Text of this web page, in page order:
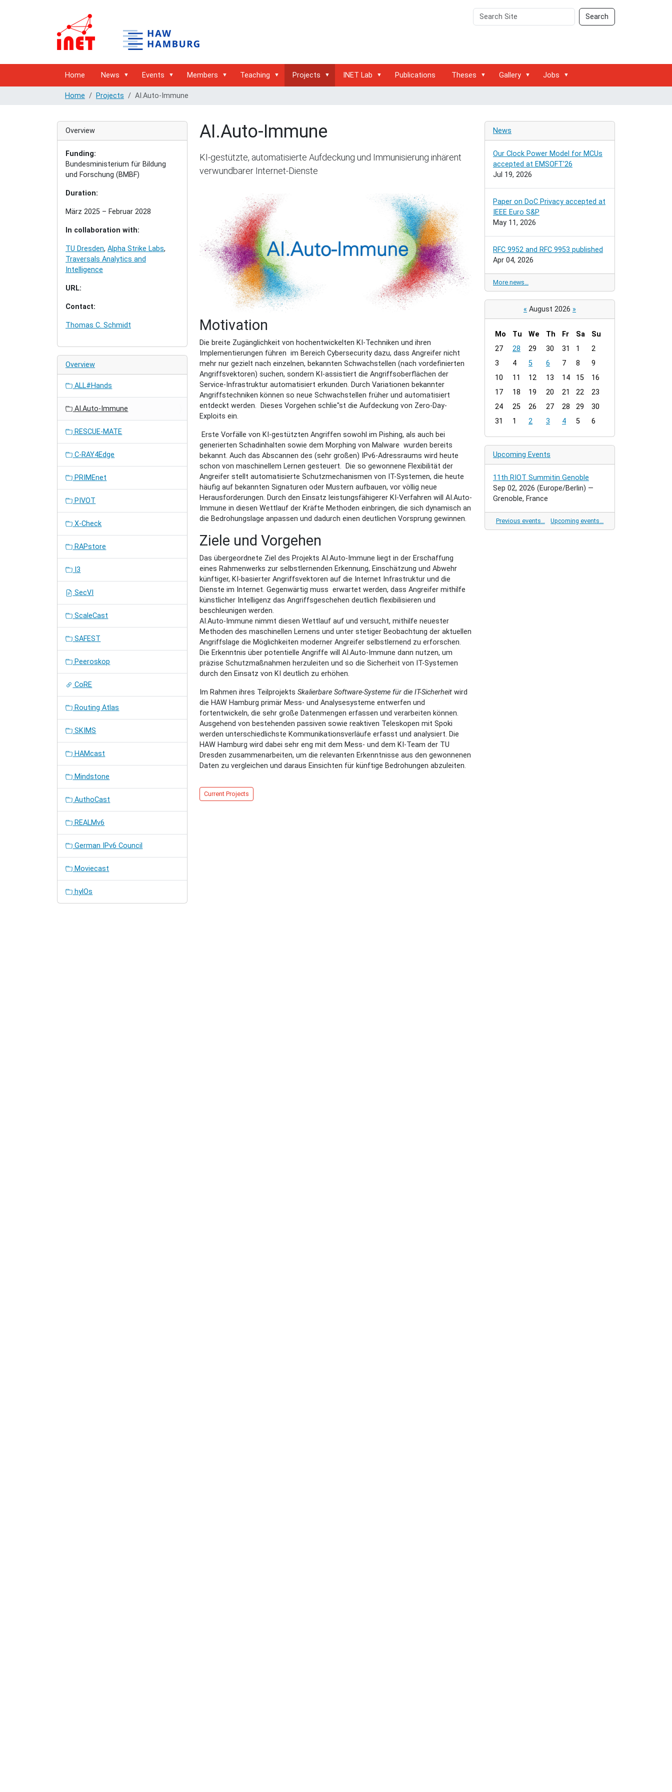
Search
Site
Search
Advanced
Search…
Home News Events Members Teaching Projects INET Lab Publications Theses Gallery Jobs
Home Projects AI.Auto-Immune
AI.Auto-Immune
KI-gestützte, automatisierte Aufdeckung und Immunisierung inhärent
verwundbarer Internet-Dienste
Motivation
Die breite Zugänglichkeit von hochentwickelten KI-Techniken und ihren
Implementierungen führen im Bereich Cybersecurity dazu, dass Angreifer nicht
mehr nur gezielt nach einzelnen, bekannten Schwachstellen (nach vordefinierten
Angriffsvektoren) suchen, sondern KI-assistiert die Angriffsoberflächen der
Service-Infrastruktur automatisiert erkunden. Durch Variationen bekannter
Angriffstechniken können so neue Schwachstellen früher und automatisiert
entdeckt werden. Dieses Vorgehen schlie"st die Aufdeckung von Zero-Day-
Exploits ein.
Erste Vorfälle von KI-gestützten Angriffen sowohl im Pishing, als auch bei
generierten Schadinhalten sowie dem Morphing von Malware wurden bereits
bekannt. Auch das Abscannen des (sehr großen) IPv6-Adressraums wird heute
schon von maschinellem Lernen gesteuert. Die so gewonnene Flexibilität der
Angreifer stellt automatisierte Schutzmechanismen von IT-Systemen, die heute
häufig auf bekannten Signaturen oder Mustern aufbauen, vor völlig neue
Herausforderungen. Durch den Einsatz leistungsfähigerer KI-Verfahren will AI.Auto-
Immune in diesen Wettlauf der Kräfte Methoden einbringen, die sich dynamisch an
die Bedrohungslage anpassen und dadurch einen deutlichen Vorsprung gewinnen.
Ziele und Vorgehen
Das übergeordnete Ziel des Projekts AI.Auto-Immune liegt in der Erschaffung
eines Rahmenwerks zur selbstlernenden Erkennung, Einschätzung und Abwehr
künftiger, KI-basierter Angriffsvektoren auf die Internet Infrastruktur und die
Dienste im Internet. Gegenwärtig muss erwartet werden, dass Angreifer mithilfe
künstlicher Intelligenz das Angriffsgeschehen deutlich flexibilisieren und
beschleunigen werden.
AI.Auto-Immune nimmt diesen Wettlauf auf und versucht, mithilfe neuester
Methoden des maschinellen Lernens und unter stetiger Beobachtung der aktuellen
Angriffslage die Möglichkeiten moderner Angreifer selbstlernend zu erforschen.
Die Erkenntnis über potentielle Angriffe will AI.Auto-Immune dann nutzen, um
präzise Schutzmaßnahmen herzuleiten und so die Sicherheit von IT-Systemen
durch den Einsatz von KI deutlich zu erhöhen.
Im Rahmen ihres Teilprojekts Skalierbare Software-Systeme für die IT-Sicherheit wird
die HAW Hamburg primär Mess- und Analysesysteme entwerfen und
fortentwickeln, die sehr große Datenmengen erfassen und verarbeiten können.
Ausgehend von bestehenden passiven sowie reaktiven Teleskopen mit Spoki
werden unterschiedlichste Kommunikationsverläufe erfasst und analysiert. Die
HAW Hamburg wird dabei sehr eng mit dem Mess- und dem KI-Team der TU
Dresden zusammenarbeiten, um die relevanten Erkenntnisse aus den gewonnenen
Daten zu vergleichen und daraus Einsichten für künftige Bedrohungen abzuleiten.
Current Projects
Overview
Funding:
Bundesministerium für Bildung
und Forschung (BMBF)
Duration:
März 2025 – Februar 2028
In collaboration with:
TU Dresden, Alpha Strike Labs,
Traversals Analytics and
Intelligence
URL:
Contact:
Thomas C. Schmidt
Overview
ALL#Hands
AI.Auto-Immune
RESCUE-MATE
C-RAY4Edge
PRIMEnet
PIVOT
X-Check
RAPstore
I3
SecVI
ScaleCast
SAFEST
Peeroskop
CoRE
Routing Atlas
SKIMS
HAMcast
Mindstone
AuthoCast
REALMv6
German IPv6 Council
Moviecast
hylOs
News
Our Clock Power Model for MCUs
accepted at EMSOFT'26
Jul 19, 2026
Paper on DoC Privacy accepted at
IEEE Euro S&P
May 11, 2026
RFC 9952 and RFC 9953 published
Apr 04, 2026
More news…
« August 2026 »
m
n
h
8
Mo Tu We Th Fr Sa
Su
27
28 29 30 31 1
2
3
4 5 6 7 8
9
10
11 12 13 14 15
16
17
18 19 20 21 22
23
24
25 26 27 28 29
30
31
1 2 3 4 5 6
Upcoming Events
11th RIOT Summitin Genoble
Sep 02, 2026 (Europe/Berlin) —
Grenoble, France
Previous events… Upcoming events…